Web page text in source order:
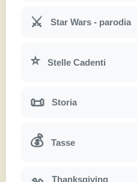
⚔ Star Wars - parodia
⭐ Stelle Cadenti
📜 Storia
💰 Tasse
Thanksgiving